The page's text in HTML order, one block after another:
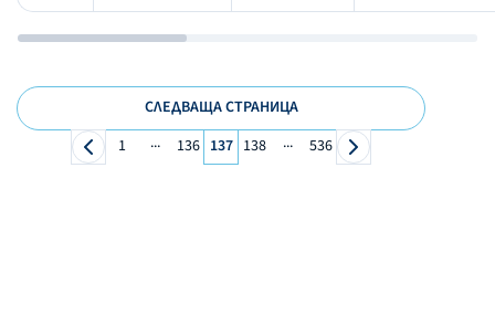
СЛЕДВАЩА СТРАНИЦА
1
... 136 137 138 ... 536